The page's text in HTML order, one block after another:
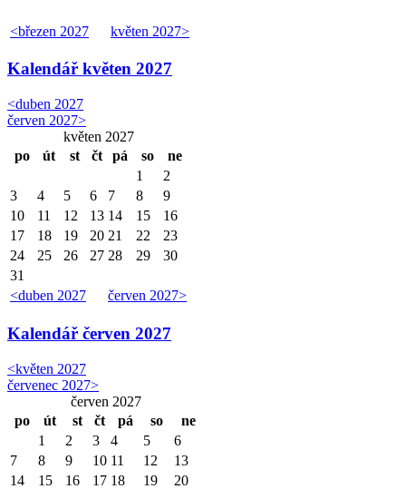
<březen 2027 květen 2027>
Kalendář květen 2027
<duben 2027
červen 2027>
květen 2027
po
út st čt pá so ne
<duben 2027 červen 2027>
1
2
3
4 5 6 7 8
9
10
11 12 13 14 15
16
17
18 19 20 21 22
23
24
25 26 27 28 29
30
31
Kalendář červen 2027
<květen 2027
červenec 2027>
červen 2027
po
út st čt pá so ne
1 2 3 4 5
6
7
8 9 10 11 12
13
14
15 16 17 18 19
20